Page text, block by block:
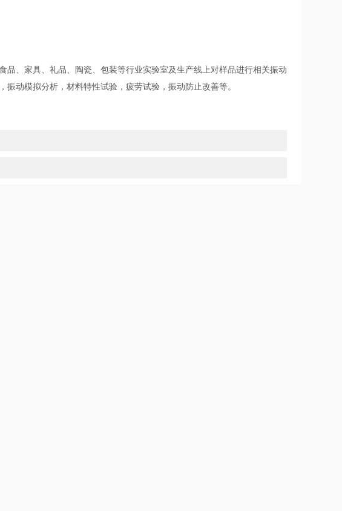
、家具、礼品、陶瓷、包装等行业实验室及生产线上对样品进行相关振动
动模拟分析，材料特性试验，疲劳试验，振动防止改善等。